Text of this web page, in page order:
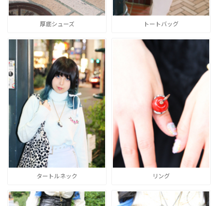
厚底シューズ トートバッグ
タートルネック リング